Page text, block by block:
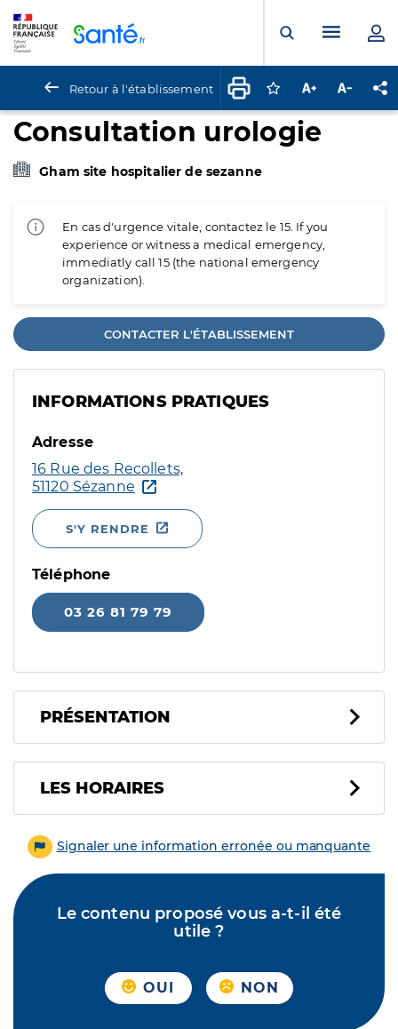
Ouvrir laMenu
Retour à l'établissement Connectez-vous
Augmenter la
Consultation urologie
Gham site hospitalier de sezanne
En cas d'urgence vitale, contactez le 15. If you
experience or witness a medical emergency,
immediatly call 15 (the national emergency
organization).
CONTACTER L'ÉTABLISSEMENT
INFORMATIONS PRATIQUES
Adresse
16 Rue des Recollets,
51120 Sézanne
S'Y RENDRE
Téléphone
03 26 81 79 79
PRÉSENTATION
LES HORAIRES
Signaler une information erronée ou manquante
Le contenu proposé vous a-t-il été
utile ?
OUI NON